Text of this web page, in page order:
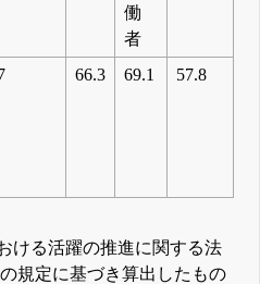
働
者
66.3 69.1 57.8
ける活躍の推進に関する法
規定に基づき算出したもの